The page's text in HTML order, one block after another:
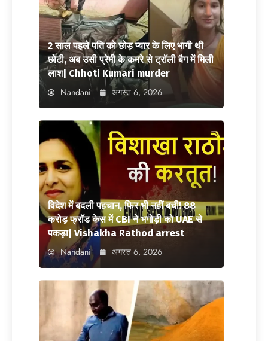
2 साल पहले पति को छोड़ प्यार के लिए भागी थी
छोटी, अब उसी प्रेमी के कमरे से ट्रॉली बैग में मिली
लाश| Chhoti Kumari murder
Nandani अगस्त 6, 2026
विदेश में बदली पहचान, फिर भी नहीं बची! 88
करोड़ फ्रॉड केस में CBI ने भगोड़ी को UAE से
पकड़ा| Vishakha Rathod arrest
Nandani अगस्त 6, 2026